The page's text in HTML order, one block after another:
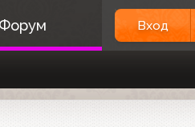
Форум Вход